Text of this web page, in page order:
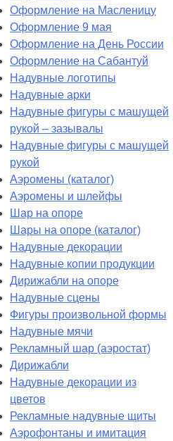
Оформление на Масленицу
Оформление 9 мая
Оформление на День России
Оформление на Сабантуй
Надувные логотипы
Надувные арки
Надувные фигуры с машущей
рукой – зазывалы
Надувные фигуры с машущей
рукой
Аэромены (каталог)
Аэромены и шлейфы
Шар на опоре
Шары на опоре (каталог)
Надувные декорации
Надувные копии продукции
Дирижабли на опоре
Надувные сцены
Фигуры произвольной формы
Надувные мячи
Рекламный шар (аэростат)
Дирижабли
Надувные декорации из
цветов
Рекламные надувные щиты
Аэрофонтаны и имитация